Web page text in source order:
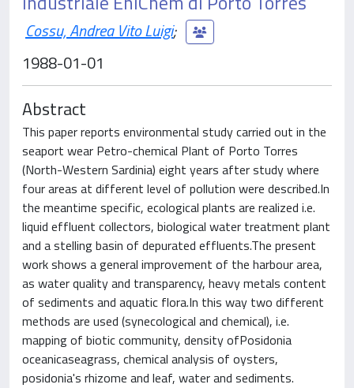
Cossu, Andrea Vito Luigi;
1988-01-01
Abstract
This paper reports environmental study carried out in the
seaport wear Petro-chemical Plant of Porto Torres
(North-Western Sardinia) eight years after study where
four areas at different level of pollution were described.In
the meantime specific, ecological plants are realized i.e.
liquid effluent collectors, biological water treatment plant
and a stelling basin of depurated effluents.The present
work shows a general improvement of the harbour area,
as water quality and transparency, heavy metals content
of sediments and aquatic flora.In this way two different
methods are used (synecological and chemical), i.e.
mapping of biotic community, density ofPosidonia
oceanicaseagrass, chemical analysis of oysters,
posidonia's rhizome and leaf, water and sediments.